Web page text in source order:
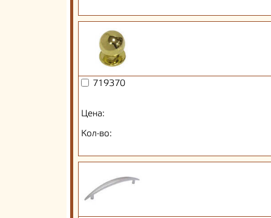
719370
Цена:
Кол-во: